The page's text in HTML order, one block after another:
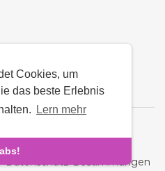
Cookies, um
das beste Erlebnis
Lern mehr
Datenschutz-Bestimmungen